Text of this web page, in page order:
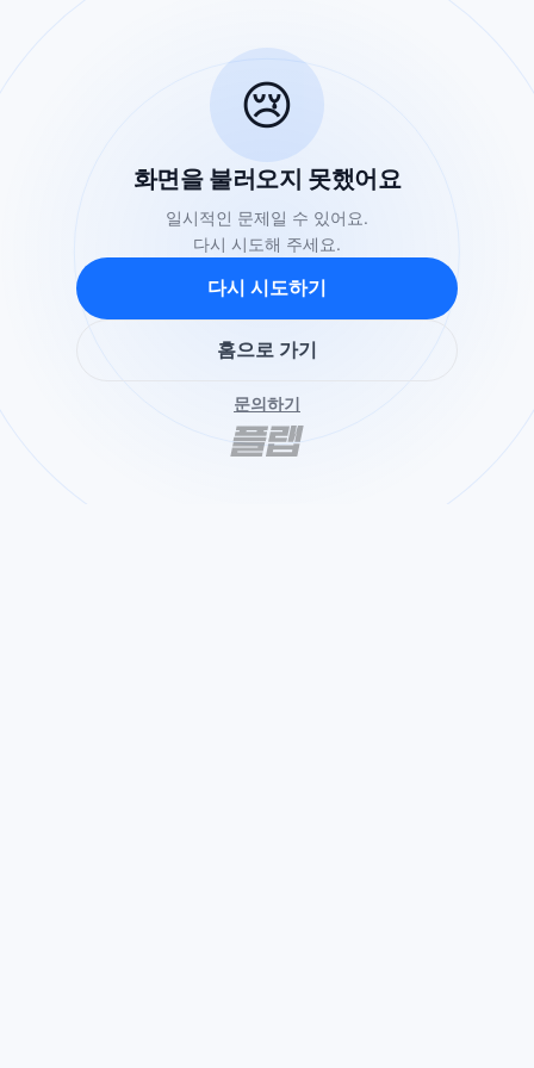
😢
화면을 불러오지 못했어요
일시적인 문제일 수 있어요.
다시 시도해 주세요.
다시 시도하기
홈으로 가기
문의하기